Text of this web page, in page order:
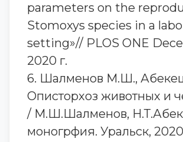
parameters on the
Stomoxys species in a
setting»// PLOS ONE
2020 г.
6. Шалменов М.Ш.,
Описторхоз животных и
/ М.Ш.Шалменов,
моногрфия. Уральск,